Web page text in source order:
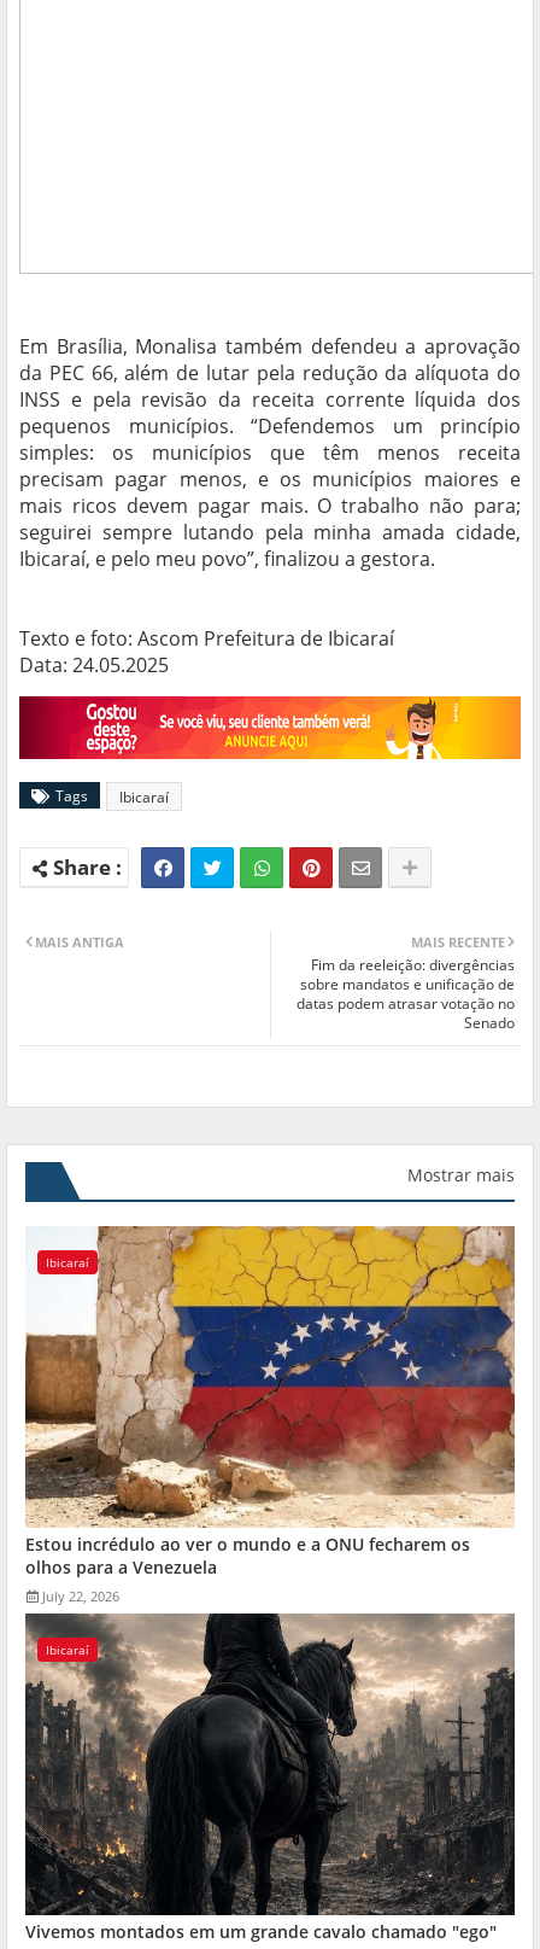
Em Brasília, Monalisa também defendeu a aprovação
da PEC 66, além de lutar pela redução da alíquota do
INSS e pela revisão da receita corrente líquida dos
pequenos municípios. “Defendemos um princípio
simples: os municípios que têm menos receita
precisam pagar menos, e os municípios maiores e
mais ricos devem pagar mais. O trabalho não para;
seguirei sempre lutando pela minha amada cidade,
Ibicaraí, e pelo meu povo”, finalizou a gestora.
Texto e foto: Ascom Prefeitura de Ibicaraí
Data: 24.05.2025
Tags Ibicaraí
MAIS RECENTE
Fim da reeleição: divergências
sobre mandatos e unificação de
datas podem atrasar votação no
Senado
MAIS ANTIGA
Mostrar mais
Ibicaraí
Estou incrédulo ao ver o mundo e a ONU fecharem os
olhos para a Venezuela
July 22, 2026
Ibicaraí
Vivemos montados em um grande cavalo chamado "ego"